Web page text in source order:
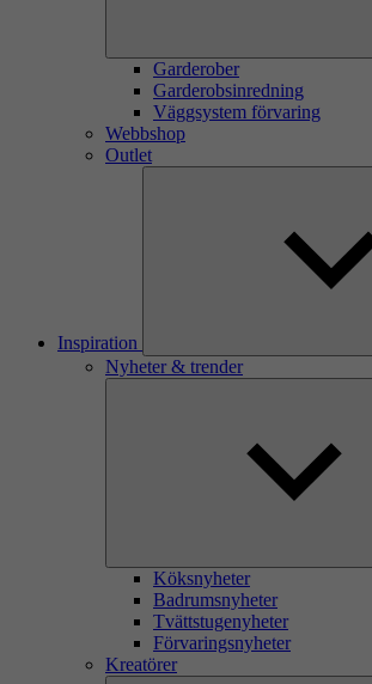
Garderober
Garderobsinredning
Väggsystem förvaring
Webbshop
Outlet
Inspiration
Nyheter & trender
Köksnyheter
Badrumsnyheter
Tvättstugenyheter
Förvaringsnyheter
Kreatörer